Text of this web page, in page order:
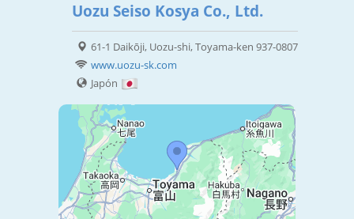
Uozu Seiso Kosya Co., Ltd.
61-1 Daikōji, Uozu-shi, Toyama-ken 937-0807
www.uozu-sk.com
Japón